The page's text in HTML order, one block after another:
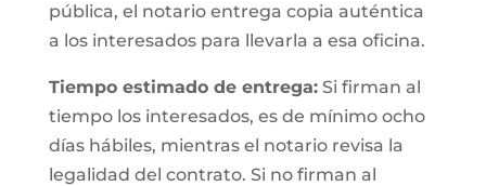
pública, el notario entrega copia auténtica
a los interesados para llevarla a esa oficina.
Tiempo estimado de entrega:Si firman al
tiempo los interesados, es de mínimo ocho
días hábiles, mientras el notario revisa la
legalidad del contrato. Si no firman al